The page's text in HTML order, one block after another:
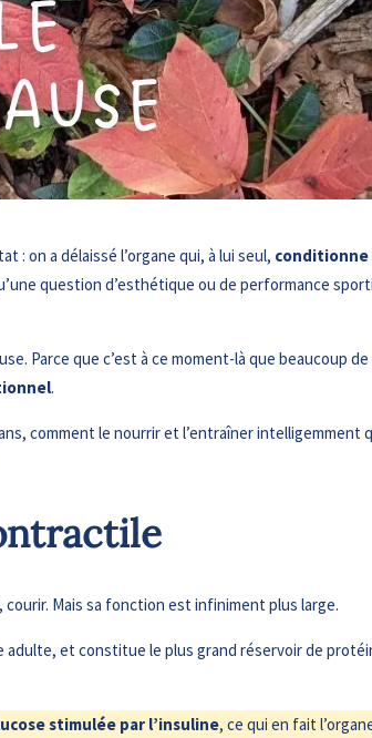
: on a délaissé l’organe qui, à lui seul,
question d’esthétique ou de performance
Parce que c’est à ce moment-là que beaucoup
.
comment le nourrir et l’entraîner intelligemment
Mais sa fonction est infiniment plus large.
adulte, et constitue le plus grand réservoir de
stimulée par l’insuline, ce qui en fait